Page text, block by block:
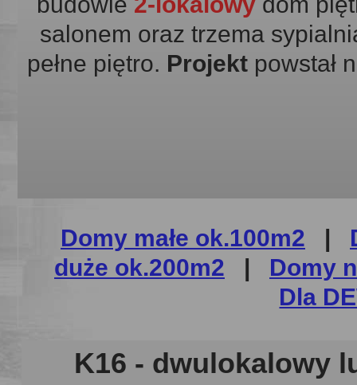
salonem oraz trzema
pełne piętro. Projekt powstał
Domy małe ok.100m2
duże ok.200m2
Domy
Dla
K16 - dwulokalowy